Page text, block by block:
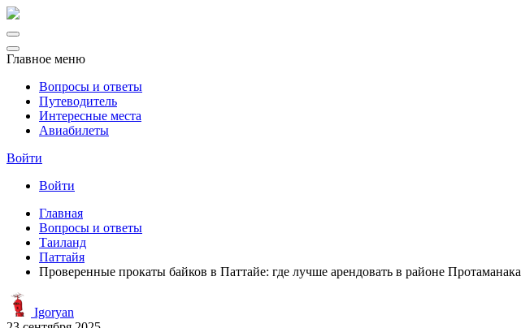
Главное меню
Вопросы и ответы
Путеводитель
Интересные места
Авиабилеты
Войти
Войти
Главная
Вопросы и ответы
Таиланд
Паттайя
Проверенные прокаты байков в Паттайе: где лучше арендовать в районе Протаманака
Igoryan